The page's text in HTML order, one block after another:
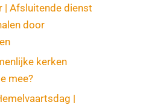
| Afsluitende dienst
door
kerken
mee?
|